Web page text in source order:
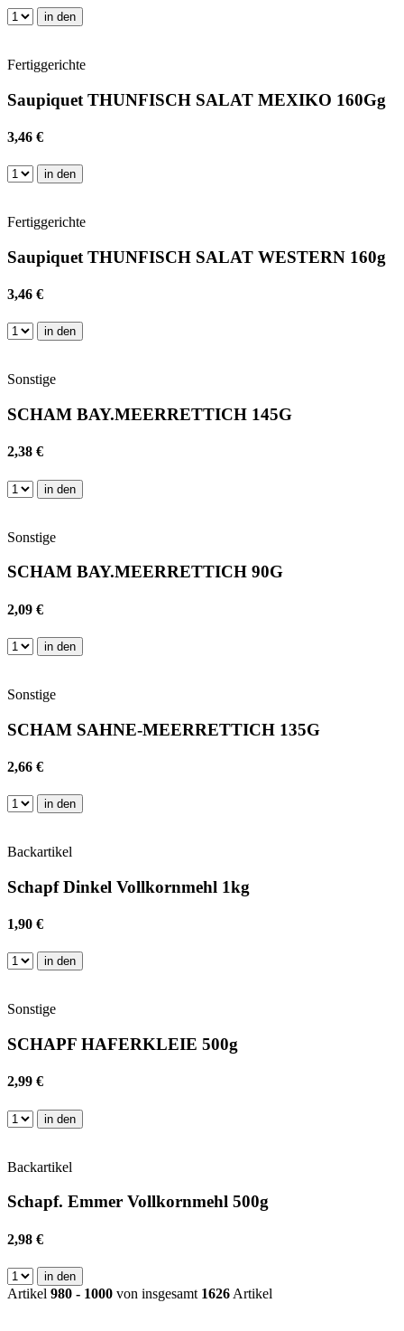
in den
Fertiggerichte
Saupiquet THUNFISCH SALAT MEXIKO 160Gg
3,46 €
in den
Fertiggerichte
Saupiquet THUNFISCH SALAT WESTERN 160g
3,46 €
in den
Sonstige
SCHAM BAY.MEERRETTICH 145G
2,38 €
in den
Sonstige
SCHAM BAY.MEERRETTICH 90G
2,09 €
in den
Sonstige
SCHAM SAHNE-MEERRETTICH 135G
2,66 €
in den
Backartikel
Schapf Dinkel Vollkornmehl 1kg
1,90 €
in den
Sonstige
SCHAPF HAFERKLEIE 500g
2,99 €
in den
Backartikel
Schapf. Emmer Vollkornmehl 500g
2,98 €
in den
Artikel 980 - 1000 von insgesamt 1626 Artikel